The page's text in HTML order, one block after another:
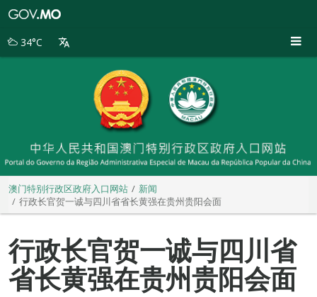
别
34°C
澳门特别行政区政府入口网站
新闻
行政长官贺一诚与四川省省长黄强在贵州贵阳会面
行政长官贺一诚与四川省
省长黄强在贵州贵阳会面